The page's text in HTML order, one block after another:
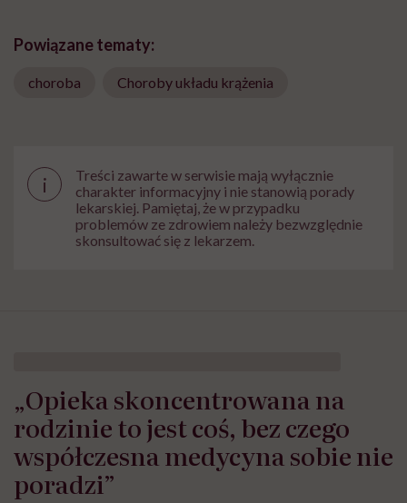
Powiązane tematy:
choroba Choroby układu krążenia
i
Treści zawarte w serwisie mają wyłącznie
charakter informacyjny i nie stanowią porady
lekarskiej. Pamiętaj, że w przypadku
problemów ze zdrowiem należy bezwzględnie
skonsultować się z lekarzem.
„Opieka skoncentrowana na
rodzinie to jest coś, bez czego
współczesna medycyna sobie nie
poradzi”